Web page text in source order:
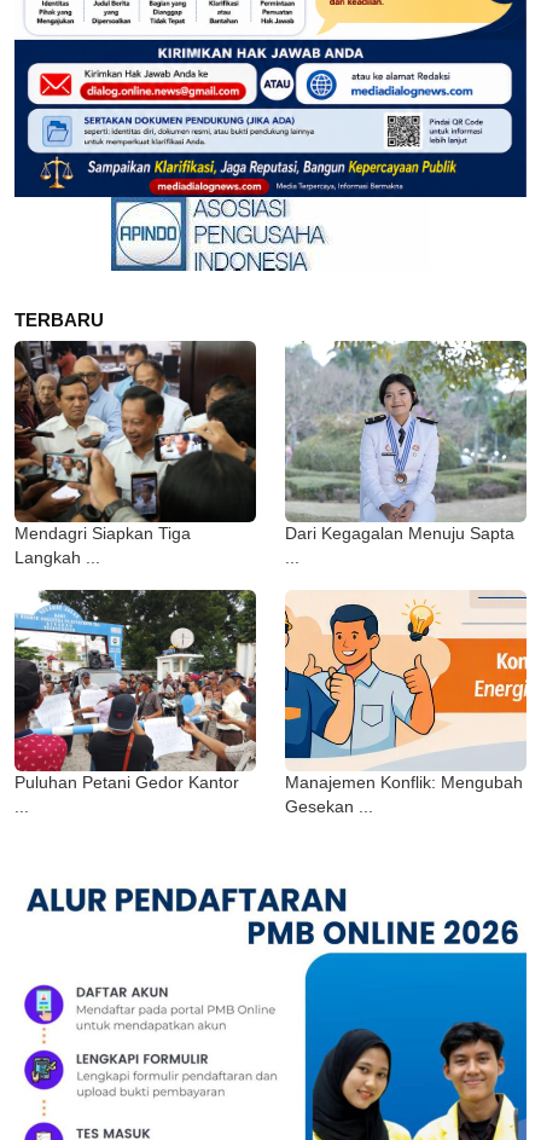
TERBARU
Mendagri Siapkan Tiga
Langkah ...
Dari Kegagalan Menuju Sapta
Puluhan Petani Gedor Kantor
Manajemen Konflik: Mengubah
Gesekan ...